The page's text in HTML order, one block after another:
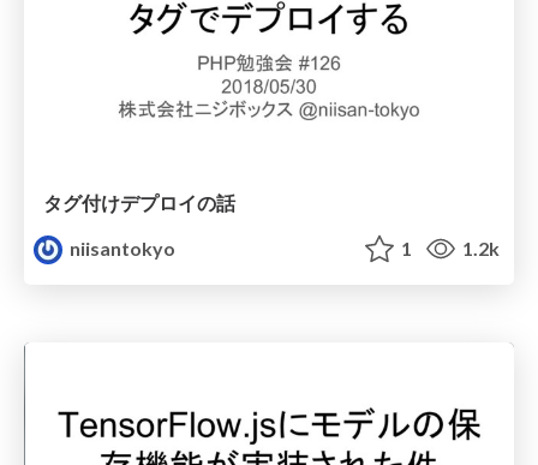
タグ付けデプロイの話
niisantokyo
1 1.2k